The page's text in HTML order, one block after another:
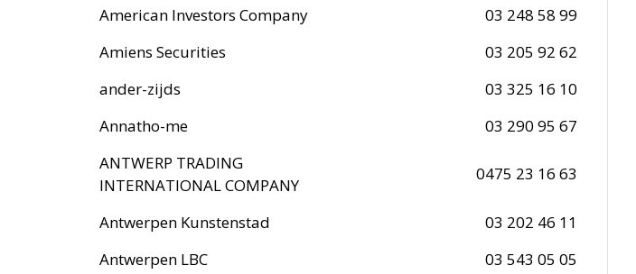
American Investors Company
03 248 58 99
Amiens Securities
03 205 92 62
ander-zijds
03 325 16 10
Annatho-me
03 290 95 67
ANTWERP TRADING
INTERNATIONAL COMPANY
0475 23 16 63
Antwerpen Kunstenstad
03 202 46 11
Antwerpen LBC
03 543 05 05